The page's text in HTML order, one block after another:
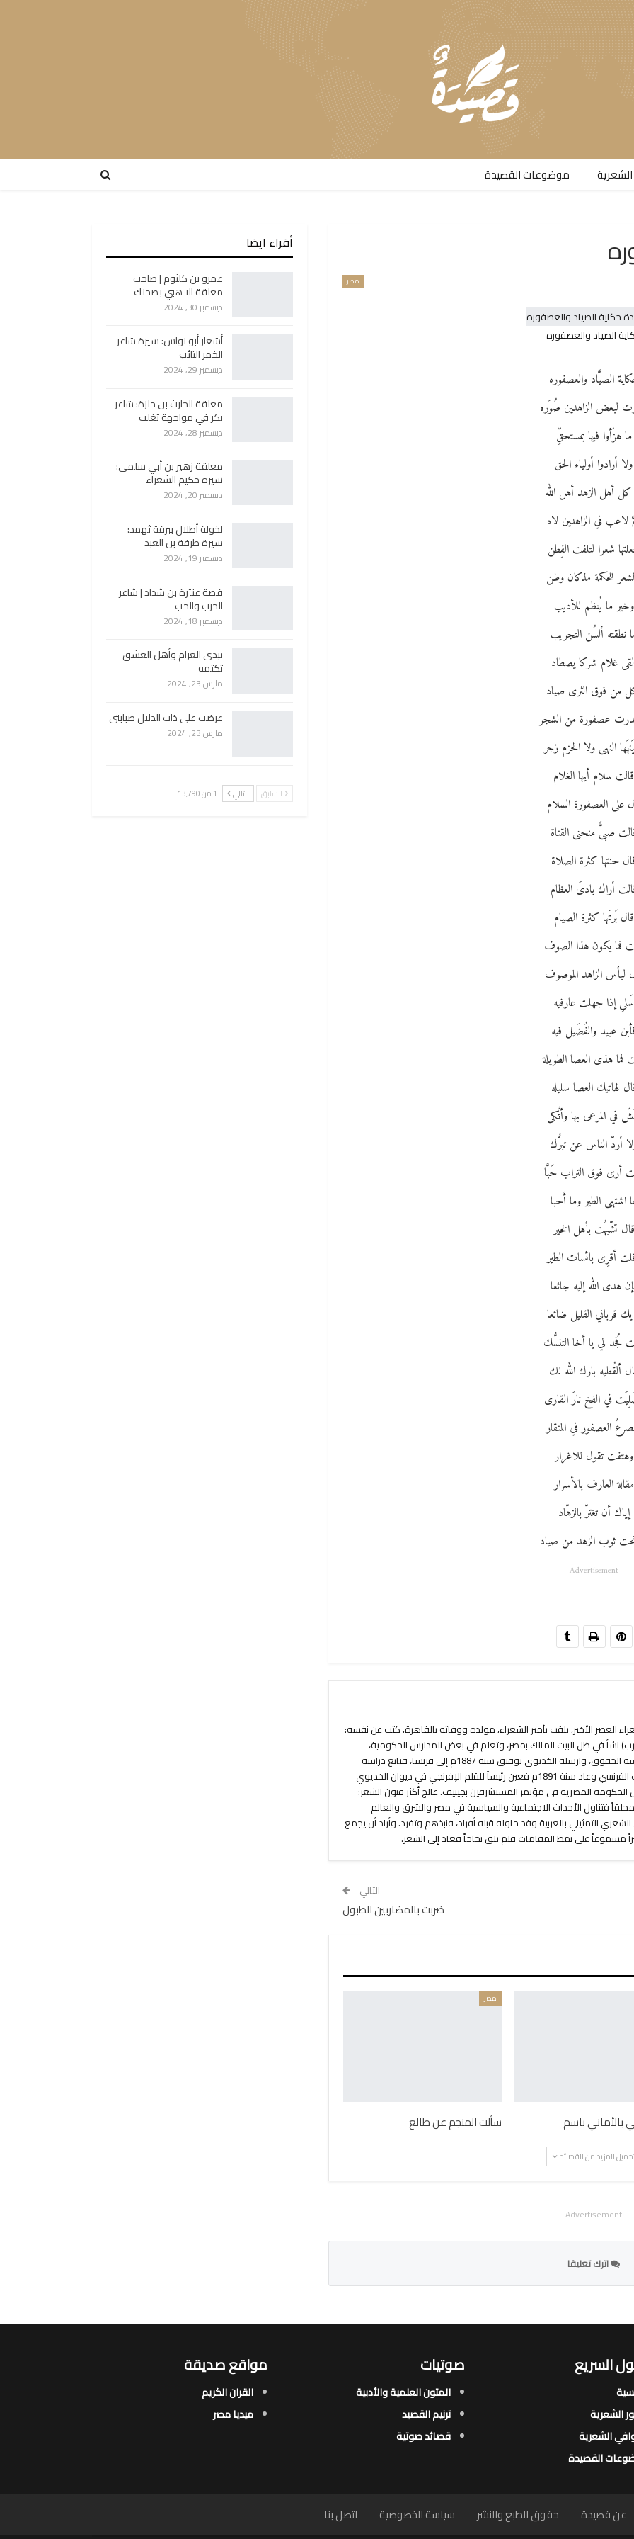
موضوعات القصيدة​
مصر
الصياد والعصفوره
الصيَّاد والعصفوره
لبعض الزاهدين صُوَره
ما هزَأوا فيها بمستحقِّ
ولا أرادوا أولياء الحق
أهل الزهد أهل الله
لاعب في الزاهدين لاه
شعرا لتلفت الفِطن
للحكمة مذكان وطن
وخير ما يُنظم للأديب
نطقته ألسُن التجريب
غلام شركا يصطاد
من فوق الثرى صياد
عصفورة من الشجر
النهى ولا الحزم زجر
قالت سلام أيها الغلام
على العصفورة السلام
صبىٌّ منحنى القناة
حنتها كثرة الصلاة
أراك بادىَ العظام
قال بَرتَها كثرة الصيام
فما يكون هذا الصوف
لبأس الزاهد الموصوف
سَلىِ إذا جهلت عارفيه
عبيد والفُضَيل فيه
فما هذى العصا الطويلة
لهاتيك العصا سليله
في المرعى بها وأتَّكى
أردّ الناس عن تبرُّك
أرى فوق التراب حَبَّا
اشتهى الطير وما أَحبا
قال تشّبهُت بأهل الخير
أقرِى بائسات الطير
هدى الله إليه جائعا
يك قرباني القليل ضائعا
فُجد لي يا أخا التنسُّك
ألقُطيه بارك الله لك
في الفخ نارَ القارى
العصفور في المنقار
وهتفت تقول للاغرار
مقالة العارف بالأسرار
إياك أن تغترّ بالزهّاد
ثوب الزهد من صياد
- Advertisement -
الأخير، يلقب بأمير الشعراء، مولده ووفاته بالقاهرة، كتب عن نفسه:
نشأ في ظل البيت المالك بمصر، وتعلم في بعض المدارس الحكومية،
وقضى سنتين في قسم الترجمة بمدرسة الحقوق، وارسله الخديوي توفيق سنة 1887م إلى فرنسا، فتابع دراسة
الحقوق في مونبلية، واطلع على الأدب الفرنسي وعاد سنة 1891م فعين رئيساً للقلم الإفرنجي في ديوان الخديوي
وندب سنة 1896م لتمثيل الحكومة المصرية في مؤتمر المستشرقين بجينيف. عالج أكثر فنون الشعر:
محلقاً فتناول الأحداث الاجتماعية والسياسية في مصر والشرق والعالم
التمثيلي بالعربية وقد حاوله قبله أفراد، فنبذهم وتفرد. وأراد أن يجمع
مسموعاً على نمط المقامات فلم يلق نجاحاً فعاد إلى الشعر.
التالي
ضربت بالمضاربين الطبول
بالأماني باسم
مصر
سألت المنجم عن طالع
المزيد من القصائد
- Advertisement -
اترك تعليقا
أقراء ايضا
عمرو بن كلثوم | صاحب
معلقة الا هبي بصحنك
ديسمبر 30, 2024
أشعار أبو نواس: سيرة شاعر
الخمر التائب
ديسمبر 29, 2024
معلقة الحارث بن حلزة: شاعر
بكر في مواجهة تغلب
ديسمبر 28, 2024
معلقة زهير بن أبي سلمى:
سيرة حكيم الشعراء
ديسمبر 20, 2024
لخولة أطلال ببرقة ثهمد:
سيرة طرفة بن العبد
ديسمبر 19, 2024
قصة عنترة بن شداد | شاعر
الحرب والحب
ديسمبر 18, 2024
تبدي الغرام وأهل العشق
تكتمه
مارس 23, 2024
عرضت على ذات الدلال صبابتي
مارس 23, 2024
السابق التالي 1 من 13٬790
السريع
الشعرية​
الشعرية​
القصيدة​
صوتيات
المتون العلمية والأدبية
ترنيم القصيد
قصائد صوتية
مواقع صديقة
القران الكريم
ميديا مصر
عن قصيدة حقوق الطبع والنشر سياسة الخصوصية اتصل بنا